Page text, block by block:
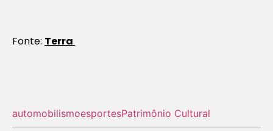
Fonte: Terra
automobilismoesportesPatrimônio Cultural